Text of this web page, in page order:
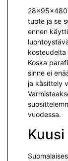
tuote ja se
ennen
kosteudelta
Koska
sinne ei
ja käsittely
vuodessa.
Kuusi